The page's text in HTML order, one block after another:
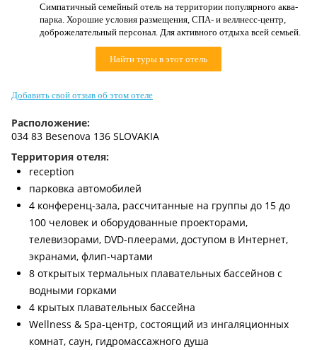
Страны
Как купить
Контакты
Симпатичный семейный отель на территории популярного аква-
парка. Хорошие условия размещения, СПА- и веллнесс-центр,
доброжелательный персонал. Для активного отдыха всей семьей.
Найти туры в этот отель
Добавить свой отзыв об этом отеле
Расположение:
034 83 Besenova 136 SLOVAKIA
Территория отеля:
reception
парковка автомобилей
4 конференц-зала, рассчитанные на группы до 15 до
100 человек и оборудованные проекторами,
телевизорами, DVD-плеерами, доступом в Интернет,
экранами, флип-чартами
8 открытых термальных плавательных бассейнов с
водными горками
4 крытых плавательных бассейна
Wellness & Spa-центр, состоящий из ингаляционных
комнат, саун, гидромассажного душа